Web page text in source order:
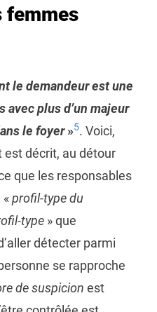
femmes
le demandeur est une
avec plus d’un majeur
le foyer»5. Voici,
décrit, au détour
que les responsables
profil-type du
type» que
détecter parmi
se rapproche
de suspicion est